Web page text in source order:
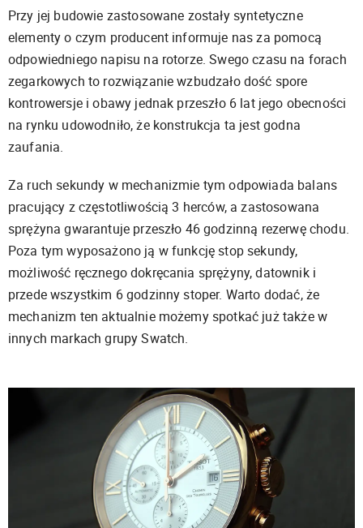
Przy jej budowie zastosowane zostały syntetyczne
elementy o czym producent informuje nas za pomocą
odpowiedniego napisu na rotorze. Swego czasu na forach
zegarkowych to rozwiązanie wzbudzało dość spore
kontrowersje i obawy jednak przeszło 6 lat jego obecności
na rynku udowodniło, że konstrukcja ta jest godna
zaufania.
Za ruch sekundy w mechanizmie tym odpowiada balans
pracujący z częstotliwością 3 herców, a zastosowana
sprężyna gwarantuje przeszło 46 godzinną rezerwę chodu.
Poza tym wyposażono ją w funkcję stop sekundy,
możliwość ręcznego dokręcania sprężyny, datownik i
przede wszystkim 6 godzinny stoper. Warto dodać, że
mechanizm ten aktualnie możemy spotkać już także w
innych markach grupy Swatch.